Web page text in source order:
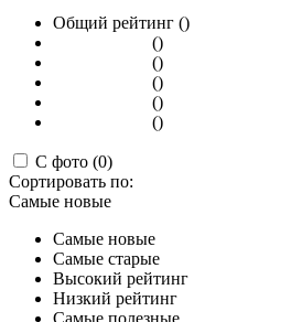
Общий рейтинг ()
()
()
()
()
()
С фото (0)
Сортировать по:
Самые новые
Самые новые
Самые старые
Высокий рейтинг
Низкий рейтинг
Самые полезные